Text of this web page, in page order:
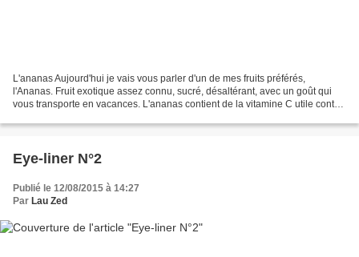
L'ananas Aujourd'hui je vais vous parler d'un de mes fruits préférés,
l'Ananas. Fruit exotique assez connu, sucré, désaltérant, avec un goût qui
vous transporte en vacances. L'ananas contient de la vitamine C utile contre
Eye-liner N°2
Publié le 12/08/2015 à 14:27
Par Lau Zed